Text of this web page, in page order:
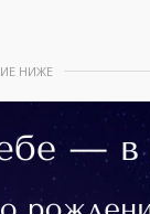
НИЖЕ